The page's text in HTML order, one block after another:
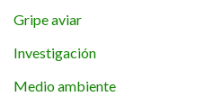
Gripe aviar
Investigación
Medio ambiente